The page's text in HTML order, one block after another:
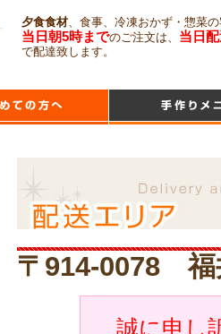
夕食食材、食事、冷凍おかず・惣菜
当日朝5時までのご注文は、 当日
で配達致します。
〒914-0078 福
誠に申し